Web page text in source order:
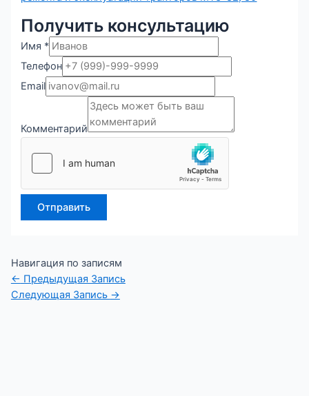
Получить консультацию
Имя *
Комментарий
Имя
Телефон
Телефон
Email
Комментарий
Отправить
Навигация по записям
← Предыдущая Запись
Следующая Запись →